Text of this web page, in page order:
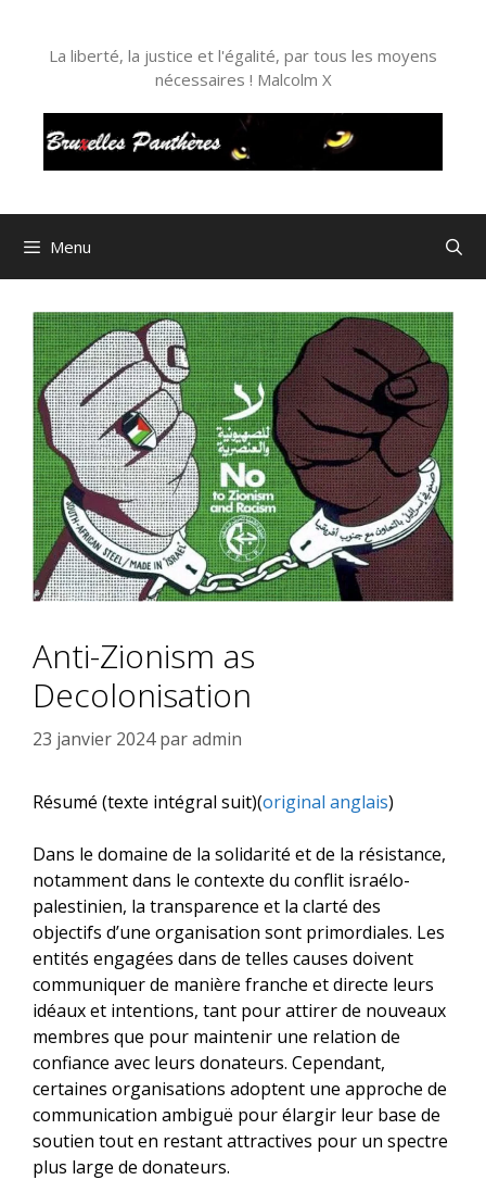
contenuLa liberté, la justice et l'égalité, par tous les moyens
nécessaires ! Malcolm X
Menu
Anti-Zionism as
Decolonisation
23 janvier 2024 paradmin
Résumé (texte intégral suit)(original anglais)
Dans le domaine de la solidarité et de la résistance,
notamment dans le contexte du conflit israélo-
palestinien, la transparence et la clarté des
objectifs d’une organisation sont primordiales. Les
entités engagées dans de telles causes doivent
communiquer de manière franche et directe leurs
idéaux et intentions, tant pour attirer de nouveaux
membres que pour maintenir une relation de
confiance avec leurs donateurs. Cependant,
certaines organisations adoptent une approche de
communication ambiguë pour élargir leur base de
soutien tout en restant attractives pour un spectre
plus large de donateurs.